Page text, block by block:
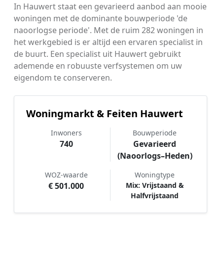
In Hauwert staat een gevarieerd aanbod aan mooie
woningen met de dominante bouwperiode 'de
naoorlogse periode'. Met de ruim 282 woningen in
het werkgebied is er altijd een ervaren specialist in
de buurt. Een specialist uit Hauwert gebruikt
ademende en robuuste verfsystemen om uw
eigendom te conserveren.
Woningmarkt & Feiten Hauwert
Inwoners
740
Bouwperiode
Gevarieerd
(Naoorlogs–Heden)
WOZ-waarde
€ 501.000
Woningtype
Mix: Vrijstaand &
Halfvrijstaand